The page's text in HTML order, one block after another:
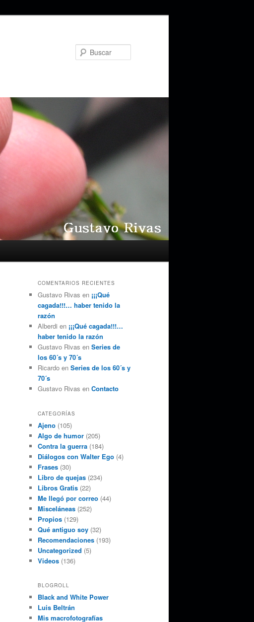
COMENTARIOS RECIENTES
Gustavo Rivas en ¡¡¡Qué
cagada!!!… haber tenido la
razón
Alberdi en ¡¡¡Qué cagada!!!…
haber tenido la razón
Gustavo Rivas en Series de
los 60´s y 70´s
Ricardo en Series de los 60´s y
70´s
Gustavo Rivas en Contacto
CATEGORÍAS
Ajeno (105)
Algo de humor (205)
Contra la guerra (184)
Diálogos con Walter Ego (4)
Frases (30)
Libro de quejas (234)
Libros Gratis (22)
Me llegó por correo (44)
Misceláneas (252)
Propios (129)
Qué antiguo soy (32)
Recomendaciones (193)
Uncategorized (5)
Videos (136)
BLOGROLL
Black and White Power
Luis Beltrán
Mis macrofotografías